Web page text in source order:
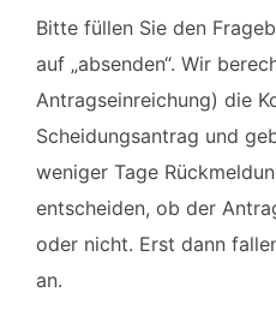
Bitte füllen Sie den
auf „absenden“. Wir
Antragseinreichung) die
Scheidungsantrag und
weniger Tage
entscheiden, ob der
oder nicht. Erst dann
an.